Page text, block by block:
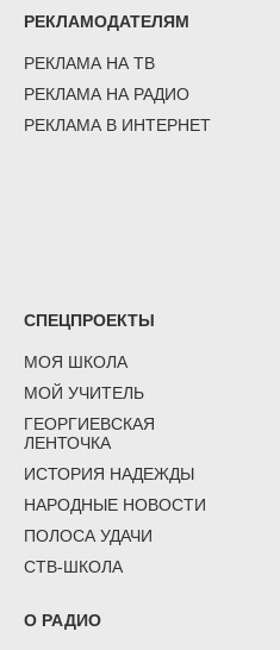
РЕКЛАМОДАТЕЛЯМ
РЕКЛАМА НА ТВ
РЕКЛАМА НА РАДИО
РЕКЛАМА В ИНТЕРНЕТ
СПЕЦПРОЕКТЫ
МОЯ ШКОЛА
МОЙ УЧИТЕЛЬ
ГЕОРГИЕВСКАЯ
ЛЕНТОЧКА
ИСТОРИЯ НАДЕЖДЫ
НАРОДНЫЕ НОВОСТИ
ПОЛОСА УДАЧИ
СТВ-ШКОЛА
О РАДИО